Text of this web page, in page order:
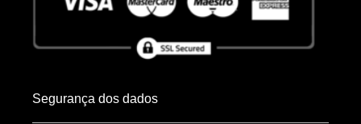
Segurança dos dados